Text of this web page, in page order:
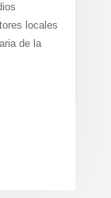
locales
de la